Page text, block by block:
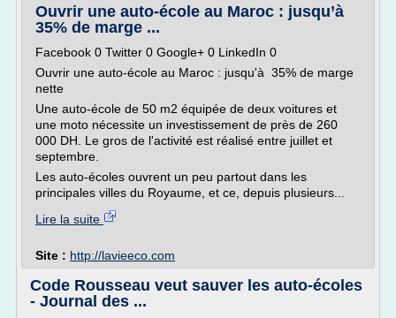
Ouvrir une auto-école au Maroc : jusqu’à
35% de marge ...
Facebook 0 Twitter 0 Google+ 0 LinkedIn 0
Ouvrir une auto-école au Maroc : jusqu'à 35% de marge
nette
Une auto-école de 50 m2 équipée de deux voitures et
une moto nécessite un investissement de près de 260
000 DH. Le gros de l'activité est réalisé entre juillet et
septembre.
Les auto-écoles ouvrent un peu partout dans les
principales villes du Royaume, et ce, depuis plusieurs...
Lire la suite
Site : http://lavieeco.com
Code Rousseau veut sauver les auto-écoles
- Journal des ...